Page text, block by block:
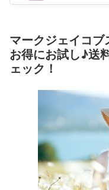
マークジェイコ
お得にお試し♪送
ェック！